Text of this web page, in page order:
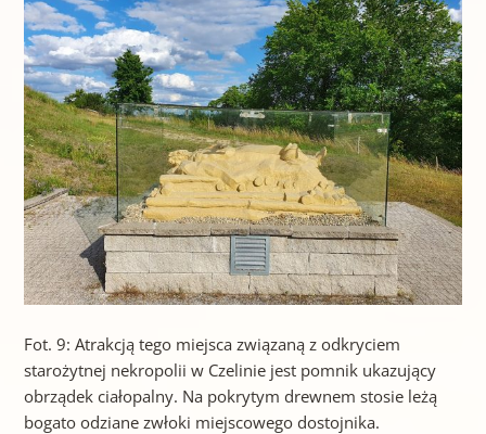
Fot. 9: Atrakcją tego miejsca związaną z odkryciem
starożytnej nekropolii w Czelinie jest pomnik ukazujący
obrządek ciałopalny. Na pokrytym drewnem stosie leżą
bogato odziane zwłoki miejscowego dostojnika.